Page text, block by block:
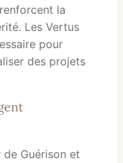
la
Les Vertus
pour
des projets
de Guérison et